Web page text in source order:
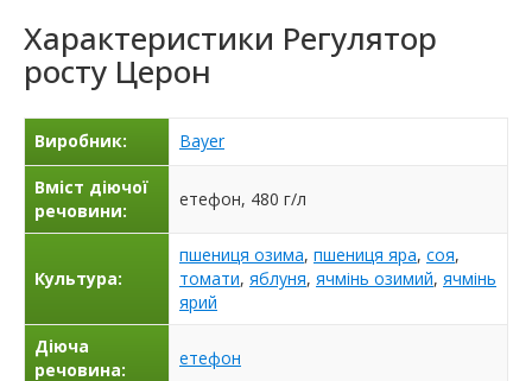
Характеристики Регулятор
росту Церон
Виробник: Bayer
Вміст діючої
речовини:
етефон, 480 г/л
Культура:
пшениця озима, пшениця яра, соя,
томати, яблуня, ячмінь озимий, ячмінь
ярий
Діюча
речовина:
етефон